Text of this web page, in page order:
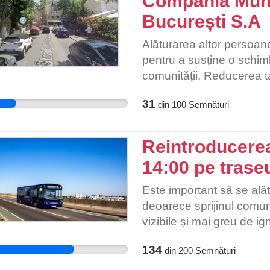
petiție le oferă ocazia
indirect cu brandul
București S.A
Alăturarea altor
pentru a susține o
comunității. Reducerea
cei care depind zilnic
Totodată, o taxă mai
regulamentului de
cei care, din cauza
echilibru ar contribui la
echitabil pentru toți
acestei inițiative ar
infrastructurii, creând
31 din 100Semnături
14:00 pe
Este important să se
deoarece sprijinul
vizibile și mai greu de
deciziilor autorităților.
134din 200Semnături